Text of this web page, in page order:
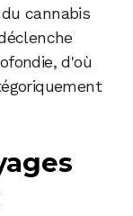
cannabis
d'où